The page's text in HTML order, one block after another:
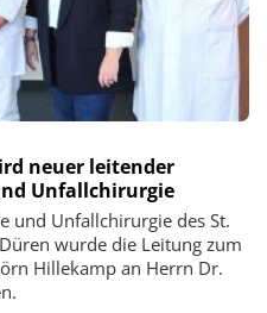
neuer leitender
Unfallchirurgie
und Unfallchirurgie des St.
wurde die Leitung zum
Hillekamp an Herrn Dr.